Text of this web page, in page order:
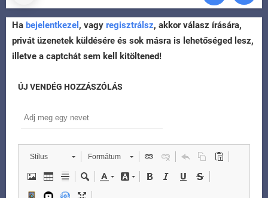
Ha bejelentkezel , vagy regisztrálsz, akkor válasz írására,
privát üzenetek küldésére és sok másra is lehetőséged lesz,
illetve a captchát sem kell kitöltened!
ÚJ VENDÉG HOZZÁSZÓLÁS
Stílus Formátum